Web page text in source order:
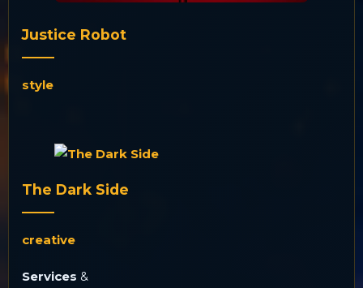
Justice Robot
style
The Dark Side
creative
Services &